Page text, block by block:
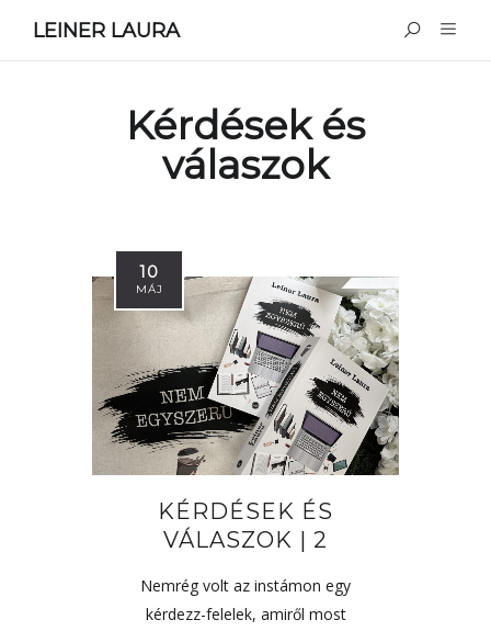
LEINER LAURA
Kérdések és
válaszok
10
MÁJ
KÉRDÉSEK ÉS
VÁLASZOK | 2
Nemrég volt az instámon egy
kérdezz-felelek, amiről most